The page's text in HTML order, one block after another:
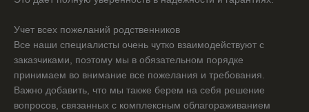
Учет всех пожеланий родственников
Все наши специалисты очень чутко взаимодействуют с
заказчиками, поэтому мы в обязательном порядке
принимаем во внимание все пожелания и требования.
Важно добавить, что мы также берем на себя решение
вопросов, связанных с комплексным облагораживанием